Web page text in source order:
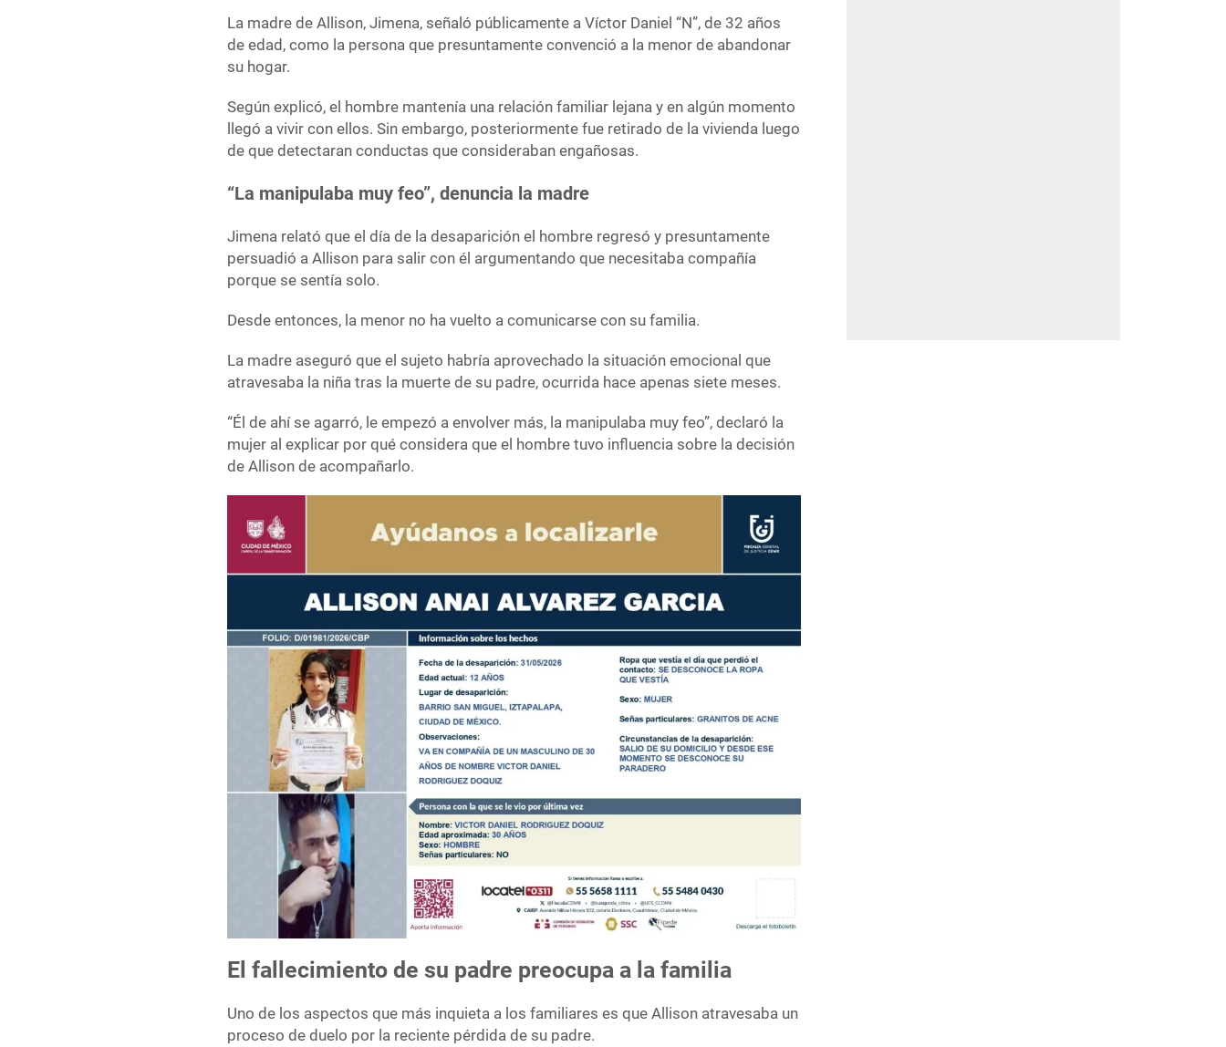
La madre de Allison, Jimena, señaló públicamente a Víctor Daniel “N”, de 32 años
de edad, como la persona que presuntamente convenció a la menor de abandonar
su hogar.
Según explicó, el hombre mantenía una relación familiar lejana y en algún momento
llegó a vivir con ellos. Sin embargo, posteriormente fue retirado de la vivienda luego
de que detectaran conductas que consideraban engañosas.
“La manipulaba muy feo”, denuncia la madre
Jimena relató que el día de la desaparición el hombre regresó y presuntamente
persuadió a Allison para salir con él argumentando que necesitaba compañía
porque se sentía solo.
Desde entonces, la menor no ha vuelto a comunicarse con su familia.
La madre aseguró que el sujeto habría aprovechado la situación emocional que
atravesaba la niña tras la muerte de su padre, ocurrida hace apenas siete meses.
“Él de ahí se agarró, le empezó a envolver más, la manipulaba muy feo”, declaró la
mujer al explicar por qué considera que el hombre tuvo influencia sobre la decisión
de Allison de acompañarlo.
El fallecimiento de su padre preocupa a la familia
Uno de los aspectos que más inquieta a los familiares es que Allison atravesaba un
proceso de duelo por la reciente pérdida de su padre.